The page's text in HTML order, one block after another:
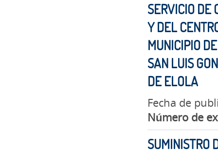
SERVICIO DE
Y DEL
MUNICIPIO
SAN LUIS
DE ELOLA
Fecha de
Número de
SUMINISTRO